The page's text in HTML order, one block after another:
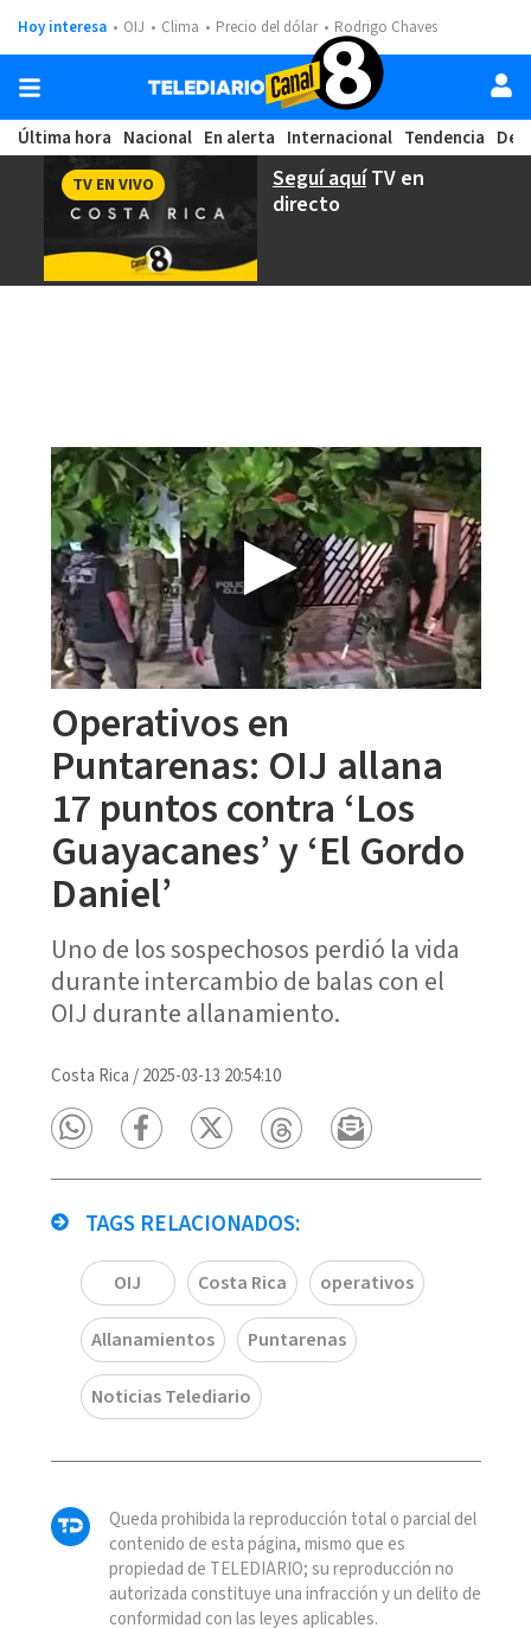
Hoy interesa OIJ Clima Precio del dólar Rodrigo Chaves
Última hora Nacional En alerta Internacional Tendencia
Seguí aquíTV en
directo
TV EN VIVO
Operativos en
Puntarenas: OIJ allana
17 puntos contra ‘Los
Guayacanes’ y ‘El Gordo
Daniel’
Uno de los sospechosos perdió la vida
durante intercambio de balas con el
OIJ durante allanamiento.
Costa Rica /2025-03-13 20:54:10
TAGS RELACIONADOS:
OIJ Costa Rica operativos
Allanamientos Puntarenas
Noticias Telediario
Queda prohibida la reproducción total o parcial del
contenido de esta página, mismo que es
propiedad de TELEDIARIO; su reproducción no
autorizada constituye una infracción y un delito de
conformidad con las leyes aplicables.